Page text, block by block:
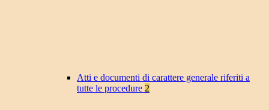
Atti e documenti di carattere generale riferiti a
tutte le procedure 2